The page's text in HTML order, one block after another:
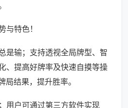
与特色！
是输；支持透视全局牌型、智
、提高好牌率及快速自摸等操
局结果，提升胜率。
用户可通过第三方软件实现